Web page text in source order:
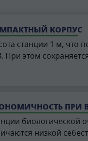
КОРПУС
станции 1 м, что
При этом
ПРИ
биологической
низкой